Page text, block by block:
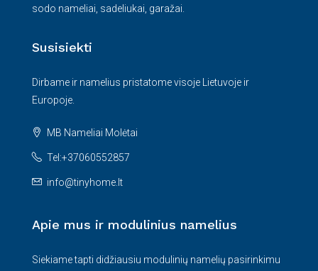
sodo nameliai, sadeliukai, garažai.
Susisiekti
Dirbame ir namelius pristatome visoje Lietuvoje ir
Europoje.
MB Nameliai Molėtai
Tel:+37060552857
info@tinyhome.lt
Apie mus ir modulinius namelius
Siekiame tapti didžiausiu modulinių namelių pasirinkimu